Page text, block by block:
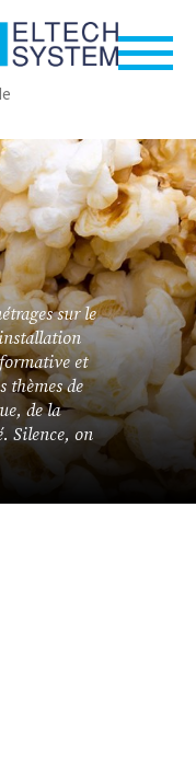
sur le
et
thèmes de
de la
Silence, on